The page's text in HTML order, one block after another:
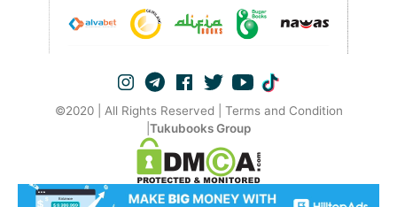
©2020 | All Rights Reserved | Terms and Condition
Tukubooks Group